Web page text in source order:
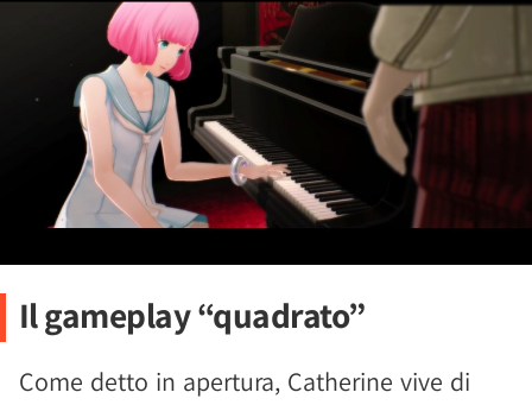
Il gameplay “quadrato”
Come detto in apertura, Catherine vive di